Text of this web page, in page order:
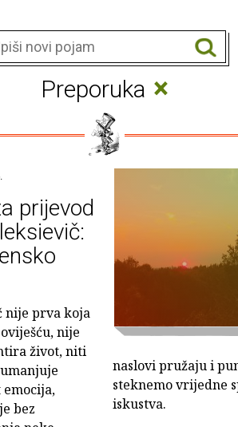
Preporuka ×
prijevod
nije prva koja
nije
život, niti
bez
naslovi pružaju i
steknemo vrijedne
iskustva.